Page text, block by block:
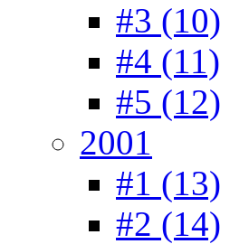
#3 (10)
#4 (11)
#5 (12)
2001
#1 (13)
#2 (14)